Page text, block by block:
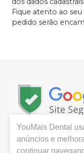
Fique atento ao
pedido serão
Localizada em São
Paulo, a YouMais
YouMais Dental
anúncios e
continuar